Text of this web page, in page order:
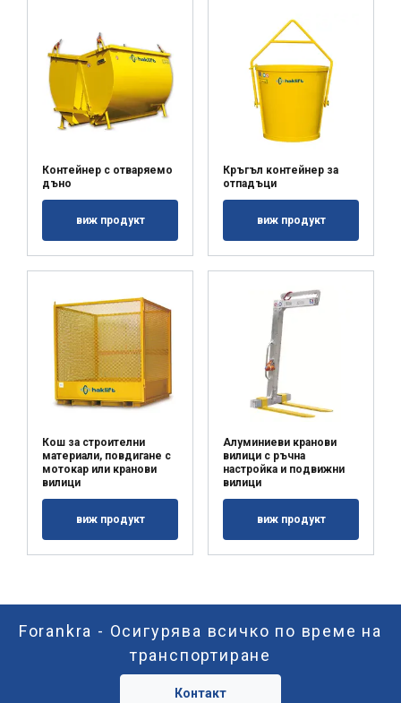
Контейнер с отваряемо
дъно
виж продукт
Кръгъл контейнер за
отпадъци
виж продукт
Кош за строителни
материали, повдигане с
мотокар или кранови
вилици
виж продукт
Алуминиеви кранови
вилици с ръчна
настройка и подвижни
вилици
виж продукт
Forankra - Осигурява всичко по време на
транспортиране
Контакт